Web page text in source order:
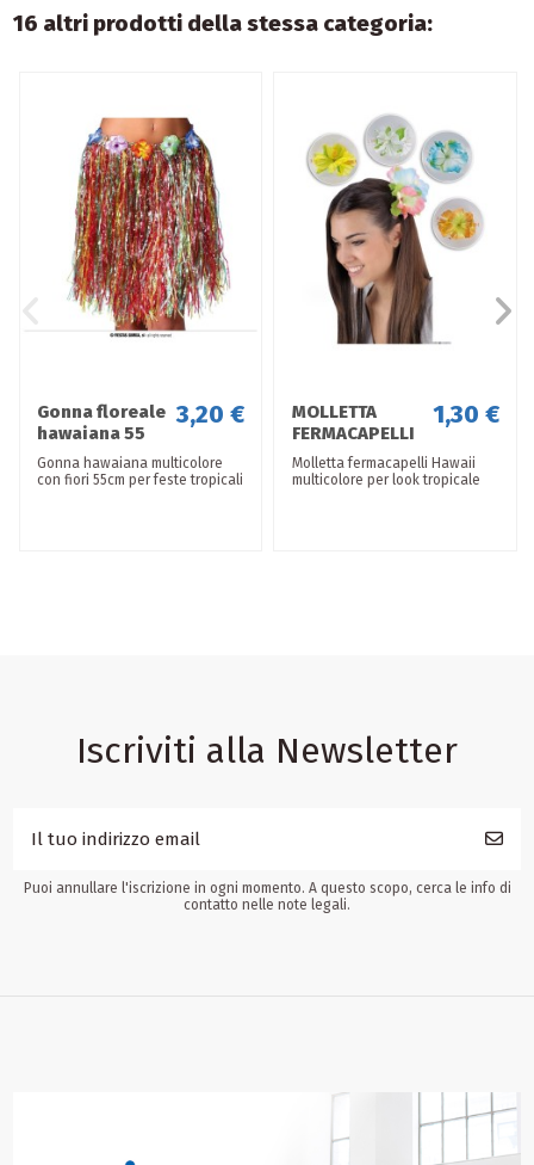
16 altri prodotti della stessa categoria:
Gonna floreale
hawaiana 55
cm
3,20 €
Gonna hawaiana multicolore
con fiori 55cm per feste tropicali
MOLLETTA
FERMACAPELLI
HAWAII colori
assortiti.
1,30 €
Molletta fermacapelli Hawaii
multicolore per look tropicale
Iscriviti alla Newsletter
Puoi annullare l'iscrizione in ogni momento. A questo scopo, cerca le info di
contatto nelle note legali.